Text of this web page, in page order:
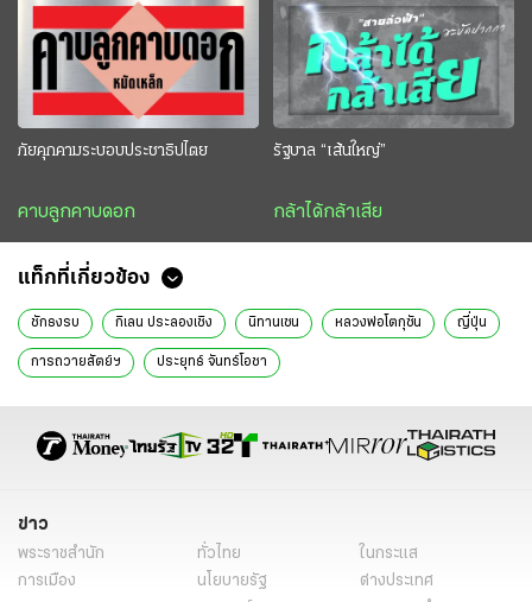
ภัยคุกคามระบอบประชาธิปไตย
คาบลูกคาบดอก
รัฐบาล “เส้นใหญ่”
กล้าได้กล้าเสีย
แท็กที่เกี่ยวข้อง
ชักธงรบ กิเลน ประลองเชิง นิทานเซน หลวงพ่อโตกุซัน ญี่ปุ่น
การถวายสัตย์ฯ ประยุทธ์ จันทร์โอชา
ข่าว
พระราชสำนัก ทั่วไทย
ในกระแส
การเมือง
นโยบายรัฐ
ต่างประเทศ